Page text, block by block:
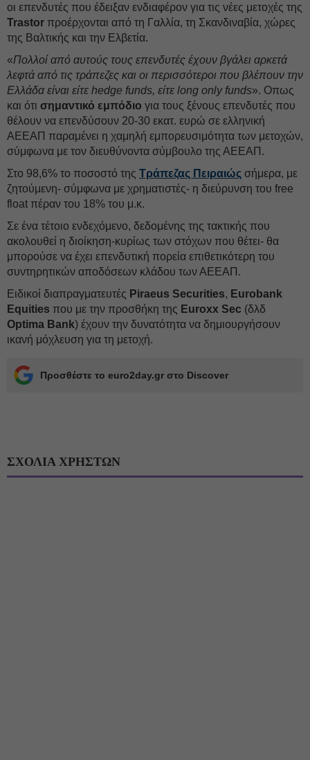
οι επενδυτές που έδειξαν ενδιαφέρον για τις νέες μετοχές της
Trastor προέρχονται από τη Γαλλία, τη Σκανδιναβία, χώρες
της Βαλτικής και την Ελβετία.
«Πολλοί από αυτούς τους επενδυτές έχουν βγάλει αρκετά
λεφτά από τις τράπεζες και οι περισσότεροι που βλέπουν την
Ελλάδα είναι είτε hedge funds, είτε long only funds». Οπως
και ότι σημαντικό εμπόδιο για τους ξένους επενδυτές που
θέλουν να επενδύσουν 20-30 εκατ. ευρώ σε ελληνική
ΑΕΕΑΠ παραμένει η χαμηλή εμπορευσιμότητα των μετοχών,
σύμφωνα με τον διευθύνοντα σύμβουλο της ΑΕΕΑΠ.
Στο 98,6% το ποσοστό της Τράπεζας Πειραιώς σήμερα, με
ζητούμενη- σύμφωνα με χρηματιστές- η διεύρυνση του free
float πέραν του 18% του μ.κ.
Σε ένα τέτοιο ενδεχόμενο, δεδομένης της τακτικής που
ακολουθεί η διοίκηση-κυρίως των στόχων που θέτει- θα
μπορούσε να έχει επενδυτική πορεία επιθετικότερη του
συντηρητικών αποδόσεων κλάδου των ΑΕΕΑΠ.
Ειδικοί διαπραγματευτές Piraeus Securities, Eurobank
Equities που με την προσθήκη της Euroxx Sec (δλδ
Optima Bank) έχουν την δυνατότητα να δημιουργήσουν
ικανή μόχλευση για τη μετοχή.
Προσθέστε το euro2day.gr στο Discover
ΣΧΟΛΙΑ ΧΡΗΣΤΩΝ